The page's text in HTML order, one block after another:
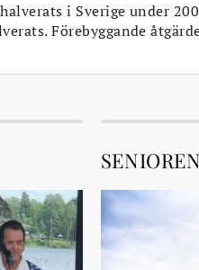
i Sverige under
Förebyggande
SENIOREN